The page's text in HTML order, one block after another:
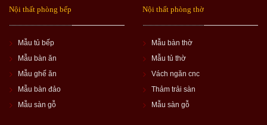
Nội thất phòng bếp
Mẫu tủ bếp
Mẫu bàn ăn
Mẫu ghế ăn
Mẫu bàn đảo
Mẫu sàn gỗ
Nội thất phòng thờ
Mẫu bàn thờ
Mẫu tủ thờ
Vách ngăn cnc
Thảm trải sàn
Mẫu sàn gỗ